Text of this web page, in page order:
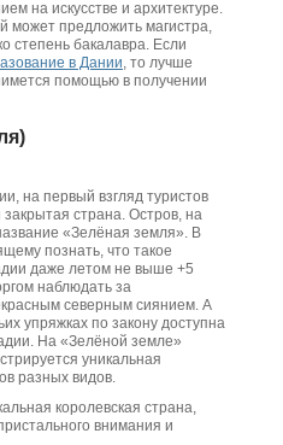
на искусстве и архитектуре.
может предложить магистра,
степень бакалавра. Если
в Дании, то лучше
помощью в получении
на первый взгляд туристов
страна. Остров, на
«Зелёная земля». В
познать, что такое
даже летом не выше +5
наблюдать за
северным сиянием. А
упряжках по закону доступна
На «Зелёной земле»
уникальная
разных видов.
королевская страна,
внимания и